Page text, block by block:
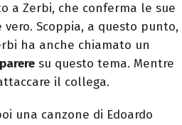
a Zerbi, che conferma le sue
vero. Scoppia, a questo punto,
ha anche chiamato un
su questo tema. Mentre
il collega.
una canzone di Edoardo